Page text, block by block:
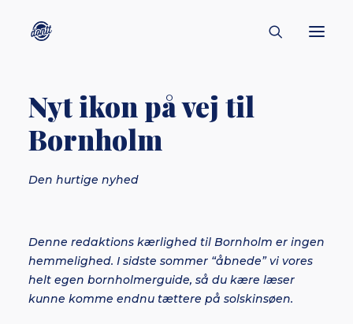
CONTACT
ABOUT
CREATORS
INSPIRATION
BORNHOLM
Nyt ikon på vej til
Bornholm
Den hurtige nyhed
Denne redaktions kærlighed til Bornholm er ingen
hemmelighed. I sidste sommer “åbnede” vi vores
helt egen bornholmerguide, så du kære læser
kunne komme endnu tættere på solskinsøen.